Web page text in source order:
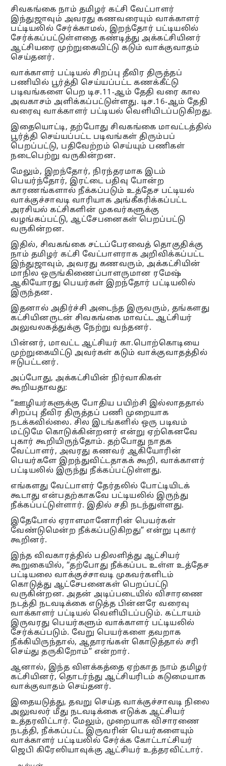
சிவகங்கை நாம் தமிழர் கட்சி வேட்பாளர்
இந்துஜாவும் அவரது கணவரையும் வாக்காளர்
பட்டியலில் சேர்க்காமல், இறந்தோர் பட்டியலில்
சேர்க்கப்பட்டுள்ளதை கண்டித்து அக்கட்சியினர்
ஆட்சியரை முற்றுகையிட்டு கடும் வாக்குவாதம்
செய்தனர்.
வாக்காளர் பட்டியல் சிறப்பு தீவிர திருத்தப்
பணியில் பூர்த்தி செய்யப்பட்ட கணக்கீட்டு
படிவங்களை பெற டிச.11-ஆம் தேதி வரை கால
அவகாசம் அளிக்கப்பட்டுள்ளது. டிச.16-ஆம் தேதி
வரைவு வாக்காளர் பட்டியல் வெளியிடப்படுகிறது.
இதையொட்டி, தற்போது சிவகங்கை மாவட்டத்தில்
பூர்த்தி செய்யப்பட்ட படிவங்கள் திரும்பப்
பெறப்பட்டு, பதிவேற்றம் செய்யும் பணிகள்
நடைபெற்று வருகின்றன.
மேலும், இறந்தோர், நிரந்தரமாக இடம்
பெயர்ந்தோர், இரட்டை பதிவு போன்ற
காரணங்களால் நீக்கப்படும் உத்தேச பட்டியல்
வாக்குச்சாவடி வாரியாக அங்கீகரிக்கப்பட்ட
அரசியல் கட்சிகளின் முகவர்களுக்கு
வழங்கப்பட்டு, ஆட்சேபனைகள் பெறப்பட்டு
வருகின்றன.
இதில், சிவகங்கை சட்டப்பேரவைத் தொகுதிக்கு
நாம் தமிழர் கட்சி வேட்பாளராக அறிவிக்கப்பட்ட
இந்துஜாவும், அவரது கணவரும், அக்கட்சியின்
மாநில ஒருங்கிணைப்பாளருமான ரமேஷ்
ஆகியோரது பெயர்கள் இறந்தோர் பட்டியலில்
இருந்தன.
இதனால் அதிர்ச்சி அடைந்த இருவரும், தங்களது
கட்சியினருடன் சிவகங்கை மாவட்ட ஆட்சியர்
அலுவலகத்துக்கு நேற்று வந்தனர்.
பின்னர், மாவட்ட ஆட்சியர் கா.பொற்கொடியை
முற்றுகையிட்டு அவர்கள் கடும் வாக்குவாதத்தில்
ஈடுபட்டனர்.
அப்போது, அக்கட்சியின் நிர்வாகிகள்
கூறியதாவது:
“ஊழியர்களுக்கு போதிய பயிற்சி இல்லாததால்
சிறப்பு தீவிர திருத்தப் பணி முறையாக
நடக்கவில்லை. சில இடங்களில் ஒரு படிவம்
மட்டுமே கொடுக்கின்றனர் என்று ஏற்கெனவே
புகார் கூறியிருந்தோம். தற்போது நாதக
வேட்பாளர், அவரது கணவர் ஆகியோரின்
பெயர்களே இறந்துவிட்டதாகக் கூறி, வாக்காளர்
பட்டியலில் இருந்து நீக்கப்பட்டுள்ளது.
எங்களது வேட்பாளர் தேர்தலில் போட்டியிடக்
கூடாது என்பதற்காகவே பட்டியலில் இருந்து
நீக்கப்பட்டுள்ளார். இதில் சதி நடந்துள்ளது.
இதேபோல் ஏராளமானோரின் பெயர்கள்
வேண்டுமென்ற நீக்கப்படுகிறது” என்று புகார்
கூறினர்.
இந்த விவகாரத்தில் பதிலளித்து ஆட்சியர்
கூறுகையில், “தற்போது நீக்கப்பட உள்ள உத்தேச
பட்டியலை வாக்குச்சாவடி முகவர்களிடம்
கொடுத்து ஆட்சேபனைகள் பெறப்பட்டு
வருகின்றன. அதன் அடிப்படையில் விசாரணை
நடத்தி நடவடிக்கை எடுத்த பின்னரே வரைவு
வாக்காளர் பட்டியல் வெளியிடப்படும். கட்டாயம்
இருவரது பெயர்களும் வாக்காளர் பட்டியலில்
சேர்க்கப்படும். வேறு பெயர்களை தவறாக
நீக்கியிருந்தால், ஆதாரங்கள் கொடுத்தால் சரி
செய்து தருகிறோம்” என்றார்.
ஆனால், இந்த விளக்கத்தை ஏற்காத நாம் தமிழர்
கட்சியினர், தொடர்ந்து ஆட்சியரிடம் கடுமையாக
வாக்குவாதம் செய்தனர்.
இதையடுத்து, தவறு செய்த வாக்குச்சாவடி நிலை
அலுவலர் மீது நடவடிக்கை எடுக்க ஆட்சியர்
உத்தரவிட்டார். மேலும், முறையாக விசாரணை
நடத்தி, நீக்கப்பட்ட இருவரின் பெயர்களையும்
வாக்காளர் பட்டியலில் சேர்க்க கோட்டாட்சியர்
ஜெபி கிரேஸியாவுக்கு ஆட்சியர் உத்தரவிட்டார்.